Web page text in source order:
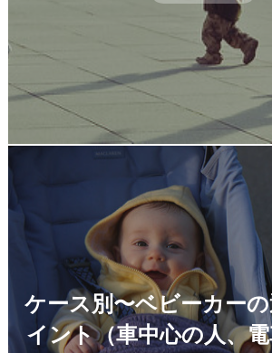
ケース別〜ベビーカー
イント（車中心の人、